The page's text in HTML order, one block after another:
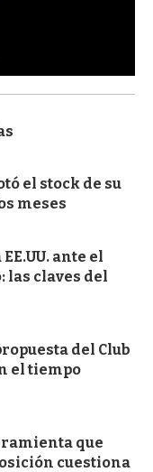
el stock de su
meses
ante el
las claves del
del Club
el tiempo
que
cuestiona